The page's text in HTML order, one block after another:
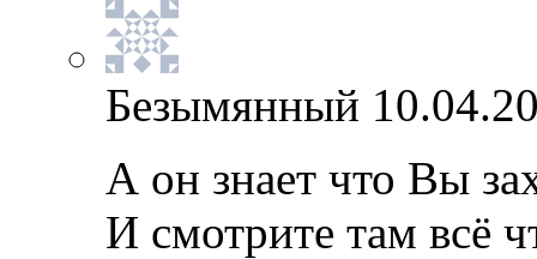
Безымянный
А он знает что Вы
И смотрите там всё